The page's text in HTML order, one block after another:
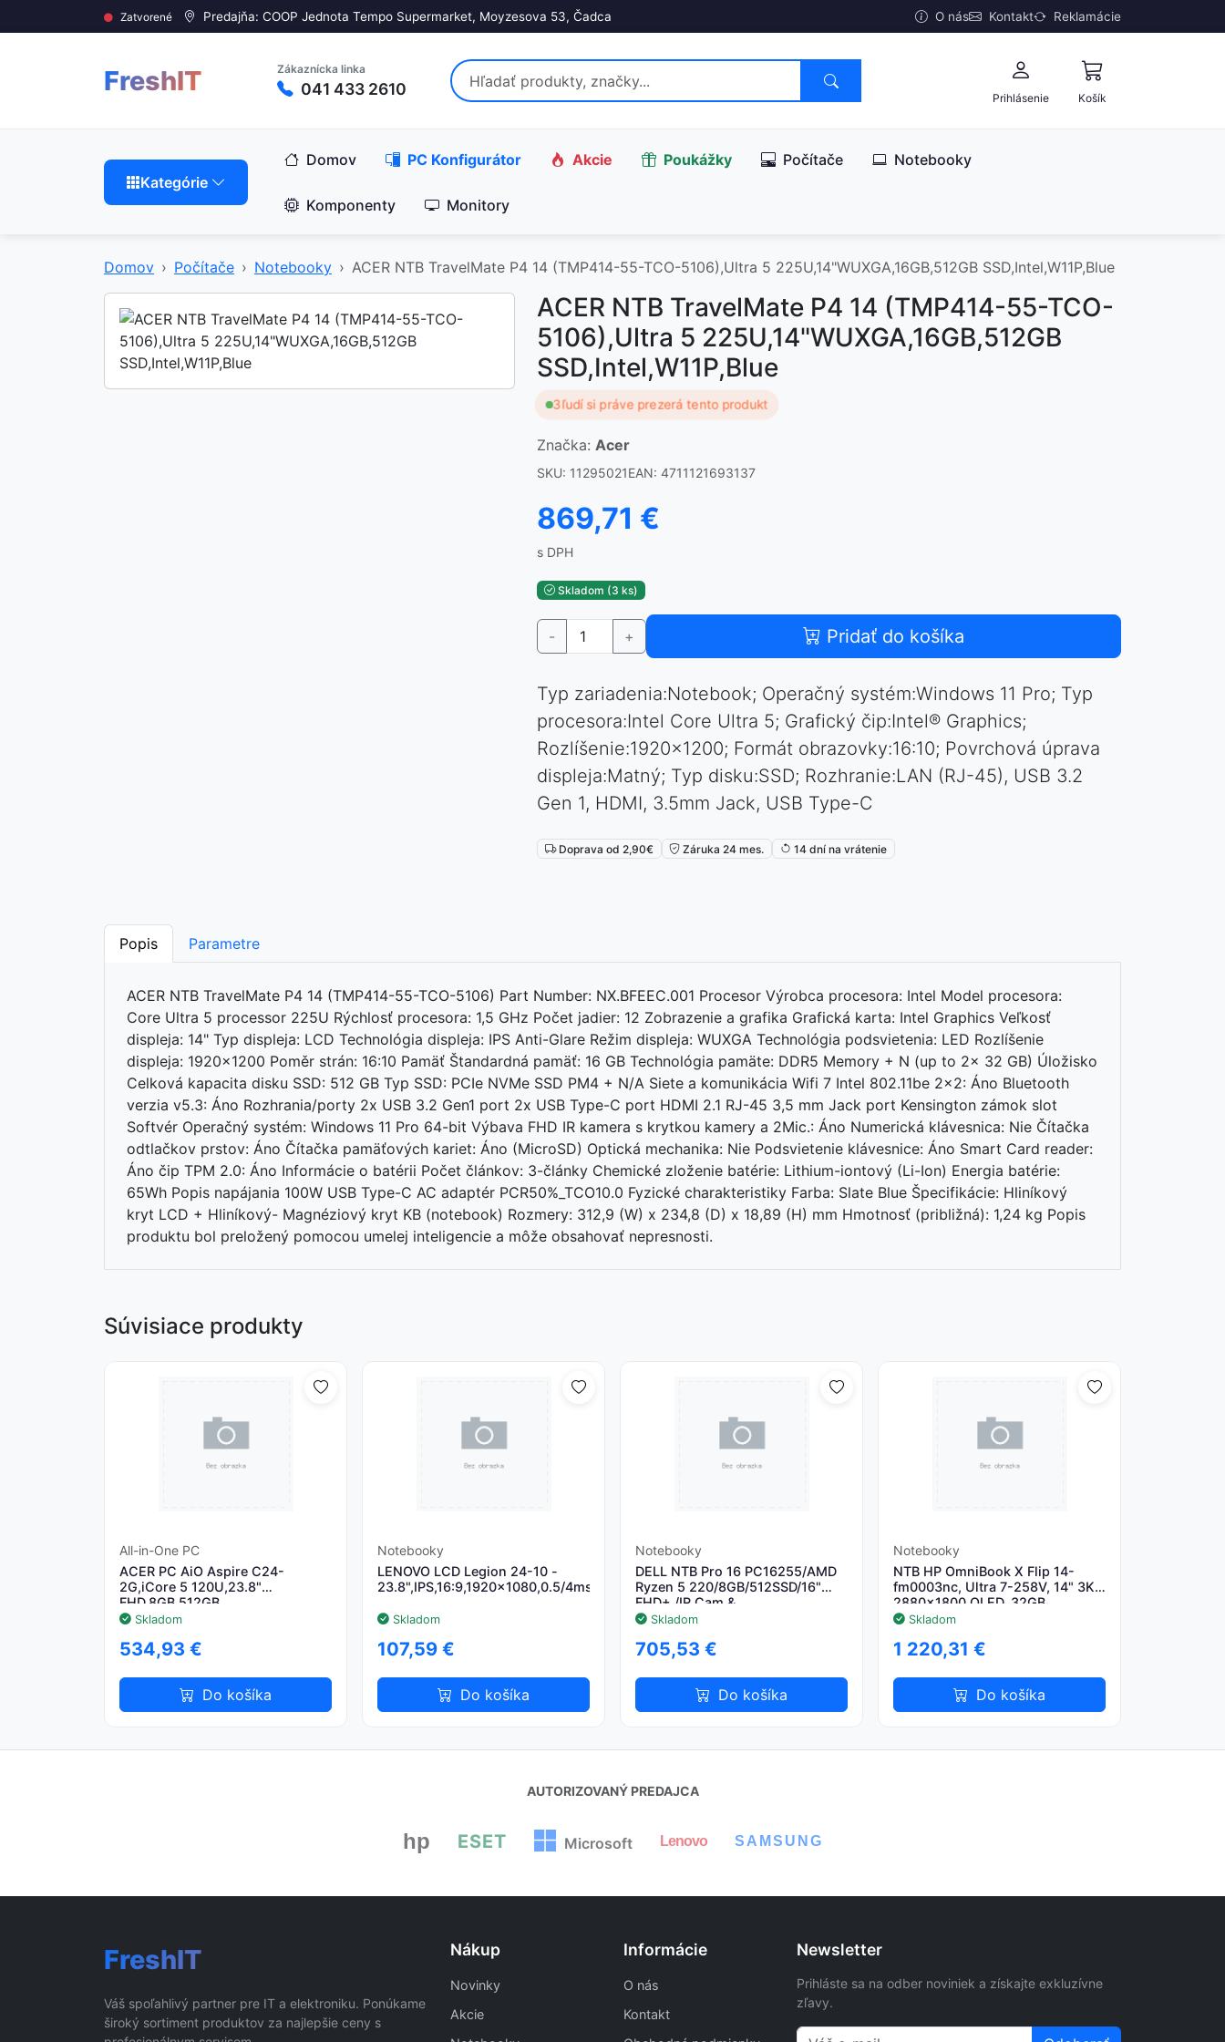
Zatvorené Predajňa: COOP Jednota Tempo Supermarket, Moyzesova 53, Čadca O nás Kontakt Reklamácie
FreshIT Zákaznícka linka
041 433 2610
Prihlásenie Košík
Kategórie
Domov PC Konfigurátor Akcie Poukážky Počítače Notebooky
Komponenty Monitory
Domov Počítače Notebooky ACER NTB TravelMate P4 14 (TMP414-55-TCO-5106),Ultra 5 225U,14"WUXGA,16GB,512GB SSD,Intel,W11P,Blue
ACER NTB TravelMate P4 14 (TMP414-55-TCO-
5106),Ultra 5 225U,14"WUXGA,16GB,512GB
SSD,Intel,W11P,Blue
3ľudí si práve prezerá tento produkt
Značka: Acer
SKU: 11295021EAN: 4711121693137
869,71 €
s DPH
Skladom (3 ks)
- + Pridať do košíka
Typ zariadenia:Notebook; Operačný systém:Windows 11 Pro; Typ
procesora:Intel Core Ultra 5; Grafický čip:Intel® Graphics;
Rozlíšenie:1920x1200; Formát obrazovky:16:10; Povrchová úprava
displeja:Matný; Typ disku:SSD; Rozhranie:LAN (RJ-45), USB 3.2
Gen 1, HDMI, 3.5mm Jack, USB Type-C
Doprava od 2,90€ Záruka 24 mes. 14 dní na vrátenie
Popis Parametre
ACER NTB TravelMate P4 14 (TMP414-55-TCO-5106) Part Number: NX.BFEEC.001 Procesor Výrobca procesora: Intel Model procesora:
Core Ultra 5 processor 225U Rýchlosť procesora: 1,5 GHz Počet jadier: 12 Zobrazenie a grafika Grafická karta: Intel Graphics Veľkosť
displeja: 14" Typ displeja: LCD Technológia displeja: IPS Anti-Glare Režim displeja: WUXGA Technológia podsvietenia: LED Rozlíšenie
displeja: 1920x1200 Poměr strán: 16:10 Pamäť Štandardná pamäť: 16 GB Technológia pamäte: DDR5 Memory + N (up to 2x 32 GB) Úložisko
Celková kapacita disku SSD: 512 GB Typ SSD: PCIe NVMe SSD PM4 + N/A Siete a komunikácia Wifi 7 Intel 802.11be 2x2: Áno Bluetooth
verzia v5.3: Áno Rozhrania/porty 2x USB 3.2 Gen1 port 2x USB Type-C port HDMI 2.1 RJ-45 3,5 mm Jack port Kensington zámok slot
Softvér Operačný systém: Windows 11 Pro 64-bit Výbava FHD IR kamera s krytkou kamery a 2Mic.: Áno Numerická klávesnica: Nie Čítačka
odtlačkov prstov: Áno Čítačka pamäťových kariet: Áno (MicroSD) Optická mechanika: Nie Podsvietenie klávesnice: Áno Smart Card reader:
Áno čip TPM 2.0: Áno Informácie o batérii Počet článkov: 3-články Chemické zloženie batérie: Lithium-iontový (Li-Ion) Energia batérie:
65Wh Popis napájania 100W USB Type-C AC adaptér PCR50%_TCO10.0 Fyzické charakteristiky Farba: Slate Blue Špecifikácie: Hliníkový
kryt LCD + Hliníkový- Magnéziový kryt KB (notebook) Rozmery: 312,9 (W) x 234,8 (D) x 18,89 (H) mm Hmotnosť (približná): 1,24 kg Popis
produktu bol preložený pomocou umelej inteligencie a môže obsahovať nepresnosti.
Súvisiace produkty
All-in-One PC
ACER PC AiO Aspire C24-
2G,iCore 5 120U,23.8"
FHD,8GB,512GB
SSD,UHD,W11,Black
Skladom
534,93 €
Do košíka
Notebooky
LENOVO LCD Legion 24-10 -
23.8",IPS,16:9,1920x1080,0.5/4ms,300cd/m2,1000:1,HDMI,DP,VESA,PIVOT,3Y
Skladom
107,59 €
Do košíka
Notebooky
DELL NTB Pro 16 PC16255/AMD
Ryzen 5 220/8GB/512SSD/16"
FHD+ /IR Cam &
Mic/65W/WLAN/FgrPr/Backlit
Skladom
705,53 €
Do košíka
Notebooky
NTB HP OmniBook X Flip 14-
fm0003nc, Ultra 7-258V, 14" 3K
2880x1800 OLED, 32GB
LPDDR5X,SSD 1TB, Win 11,2Y On-
Skladom
1 220,31 €
Do košíka
AUTORIZOVANÝ PREDAJCA
hp ESET Microsoft Lenovo SAMSUNG
FreshIT
Váš spoľahlivý partner pre IT a elektroniku. Ponúkame
široký sortiment produktov za najlepšie ceny s
Nákup
Novinky
Akcie
Informácie
O nás
Kontakt
Newsletter
Prihláste sa na odber noviniek a získajte exkluzívne
zľavy.